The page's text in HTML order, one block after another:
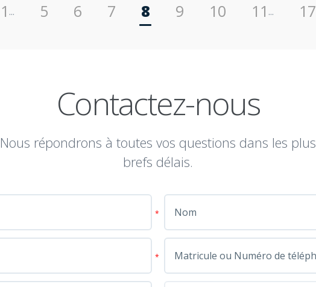
1 ... 5 6 7 8 9 10 11 ... 17
Contactez-nous
Nous répondrons à toutes vos questions dans les plus
brefs délais.
*
*